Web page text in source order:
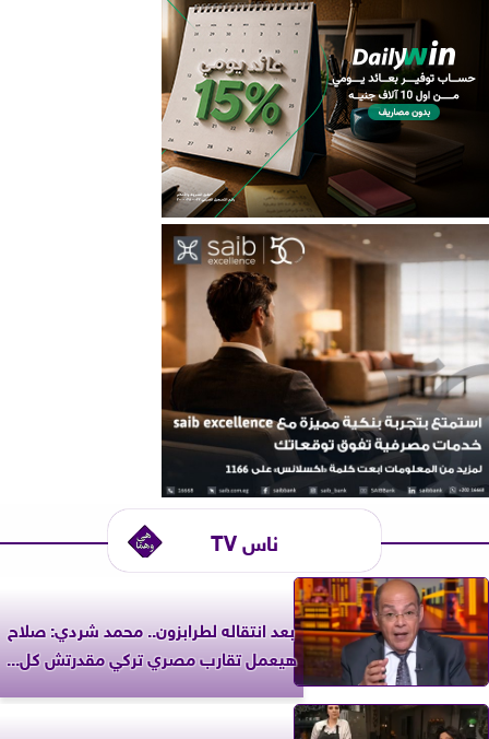
ناس TV
بعد انتقاله لطرابزون.. محمد شردي: صلاح
هيعمل تقارب مصري تركي مقدرتش كل...